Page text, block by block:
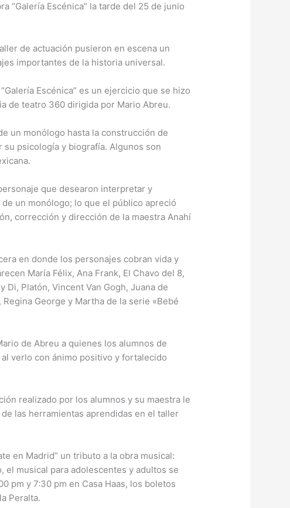
“Galería Escénica” la tarde del 25 de junio
de actuación pusieron en escena un
importantes de la historia universal.
Escénica” es un ejercicio que se hizo
de teatro 360 dirigida por Mario Abreu.
un monólogo hasta la construcción de
psicología y biografía. Algunos son
que desearon interpretar y
un monólogo; lo que el público apreció
corrección y dirección de la maestra Anahí
en donde los personajes cobran vida y
María Félix, Ana Frank, El Chavo del 8,
Platón, Vincent Van Gogh, Juana de
George y Martha de la serie «Bebé
de Abreu a quienes los alumnos de
verlo con ánimo positivo y fortalecido
realizado por los alumnos y su maestra le
las herramientas aprendidas en el taller
en Madrid” un tributo a la obra musical:
el musical para adolescentes y adultos se
pm y 7:30 pm en Casa Haas, los boletos
Peralta.